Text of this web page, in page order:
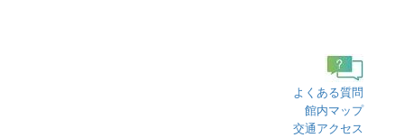
よくある質問
館内マップ
交通アクセス